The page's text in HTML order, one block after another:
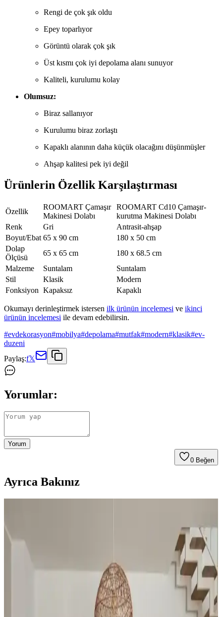
Rengi de çok şık oldu
Epey toparlıyor
Görüntü olarak çok şık
Üst kısmı çok iyi depolama alanı sunuyor
Kaliteli, kurulumu kolay
Olumsuz:
Biraz sallanıyor
Kurulumu biraz zorlaştı
Kapaklı alanının daha küçük olacağını düşünmüşler
Ahşap kalitesi pek iyi değil
Ürünlerin Özellik Karşılaştırması
Özellik
ROOMART Çamaşır
Makinesi Dolabı
ROOMART Cd10 Çamaşır-
kurutma Makinesi Dolabı
Renk
Gri
Antrasit-ahşap
Boyut/Ebat 65 x 90 cm
180 x 50 cm
Dolap
Ölçüsü
65 x 65 cm
180 x 68.5 cm
Malzeme
Suntalam
Suntalam
Stil
Klasik
Modern
Fonksiyon Kapaksız Kapaklı
Okumayı derinleştirmek istersen ilk ürünün incelemesi ve ikinci
ürünün incelemesi ile devam edebilirsin.
#evdekorasyon#mobilya#depolama#mutfak#modern#klasik#ev-
duzeni
Paylaş:f𝕏
Yorumlar:
Yorum
0 Beğen
Ayrıca Bakınız
Fonksiyonel Tasarımlarla Yaşam Alanlarınızı
Yenileyin
Modern yaşam alanlarınız için şık ve fonksiyonel ev dekor
ürünleriyle estetik ve kullanışlı çözümler sunuyoruz. Kaliteli
malzemeler ve minimalist tasarımlarla yaşam alanlarınızı
Estetik ve İşlevsel Fotoğraf Saklama Kutuları:
Modern Yaşam Alanları İçin Çözüm